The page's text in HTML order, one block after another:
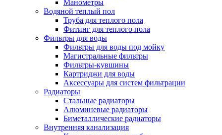
Манометры
Водяной теплый пол
Труба для теплого пола
Фитинг для теплого пола
Фильтры для воды
Фильтры для воды под мойку
Магистральные фильтры
Фильтры-кувшины
Картриджи для воды
Аксессуары для систем фильтрации
Радиаторы
Стальные радиаторы
Алюминевые радиаторы
Биметаллические радиаторы
Внутренняя канализация